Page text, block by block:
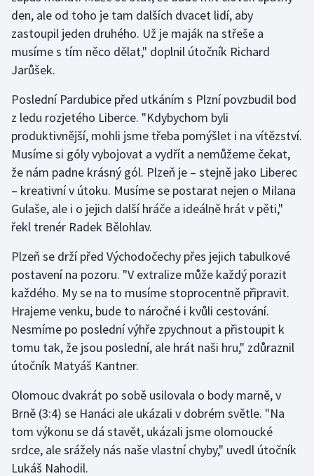
den, ale od toho je tam dalších dvacet lidí, aby
zastoupil jeden druhého. Už je maják na střeše a
musíme s tím něco dělat," doplnil útočník Richard
Jarůšek.
Poslední Pardubice před utkáním s Plzní povzbudil bod
z ledu rozjetého Liberce. "Kdybychom byli
produktivnější, mohli jsme třeba pomýšlet i na vítězství.
Musíme si góly vybojovat a vydřít a nemůžeme čekat,
že nám padne krásný gól. Plzeň je – stejně jako Liberec
– kreativní v útoku. Musíme se postarat nejen o Milana
Gulaše, ale i o jejich další hráče a ideálně hrát v pěti,"
řekl trenér Radek Bělohlav.
Plzeň se drží před Východočechy přes jejich tabulkové
postavení na pozoru. "V extralize může každý porazit
každého. My se na to musíme stoprocentně připravit.
Hrajeme venku, bude to náročné i kvůli cestování.
Nesmíme po poslední výhře zpychnout a přistoupit k
tomu tak, že jsou poslední, ale hrát naši hru," zdůraznil
útočník Matyáš Kantner.
Olomouc dvakrát po sobě usilovala o body marně, v
Brně (3:4) se Hanáci ale ukázali v dobrém světle. "Na
tom výkonu se dá stavět, ukázali jsme olomoucké
srdce, ale srážely nás naše vlastní chyby," uvedl útočník
Lukáš Nahodil.